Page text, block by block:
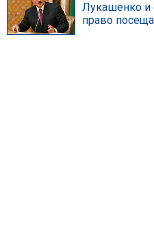
Лукашенко и
право